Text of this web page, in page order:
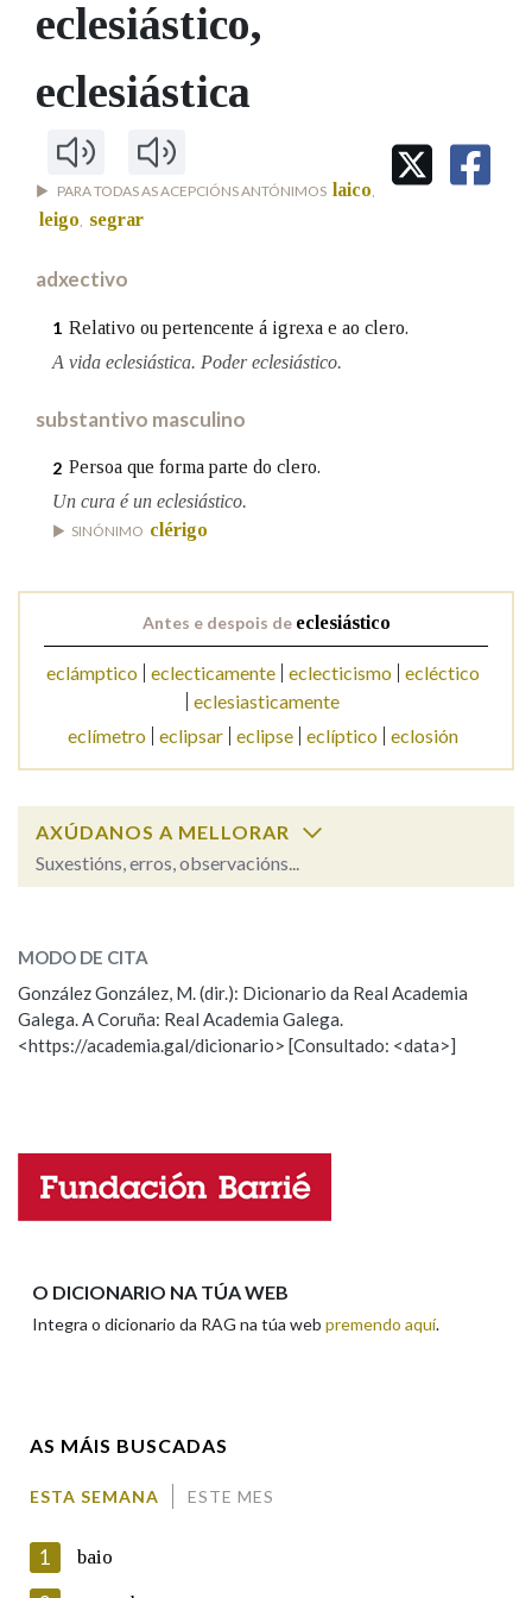
MARCIAL DEL ADALID
BAZÁN
FIGURAS HOMENAXEADAS
60 ANOS DLG
PRIMAVERA DAS LETRAS
PORTAL DAS PALABRAS
Facebook
TwitterYoutubeInstagram
Bluesky
BUSCAR NOS LEMAS
Comeza por
Remata por
BUSCAR NO CONTIDO
Nas definicións
Nos exemplos
Na fraseoloxía
OUTRAS OPCIÓNS DE BUSCA
Pertence a
eclesiástico,
eclesiástica
PARA TODAS AS ACEPCIÓNS ANTÓNIMOS laico,
leigo, segrar
adxectivo
1 Relativo ou pertencente á igrexa e ao clero.
A vida eclesiástica. Poder eclesiástico.
substantivo masculino
2 Persoa que forma parte do clero.
Un cura é un eclesiástico.
SINÓNIMO clérigo
Antes e despois de eclesiástico
eclámptico eclecticamente eclecticismo ecléctico
eclesiasticamente
eclímetro eclipsar eclipse eclíptico eclosión
AXÚDANOS A MELLORAR
Suxestións, erros, observacións...
ESCOLLE UNHA OPCIÓN:
Observación Hai un erro na palabra
Propoño mellorar a definición
Nome
MODO DE CITA
González González, M. (dir.): Dicionario da Real Academia
Galega. A Coruña: Real Academia Galega.
<https://academia.gal/dicionario> [Consultado: <data>]
O DICIONARIO NA TÚA WEB
Integra o dicionario da RAG na túa web premendo aquí.
AS MÁIS BUSCADAS
ESTA SEMANA ESTE MES
1 baio